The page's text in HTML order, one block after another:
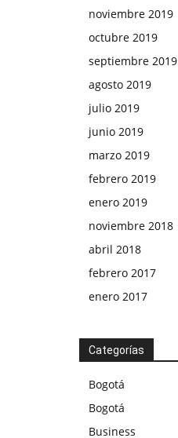
noviembre 2019
octubre 2019
septiembre 2019
agosto 2019
julio 2019
junio 2019
marzo 2019
febrero 2019
enero 2019
noviembre 2018
abril 2018
febrero 2017
enero 2017
Categorías
Bogotá
Bogotá
Business